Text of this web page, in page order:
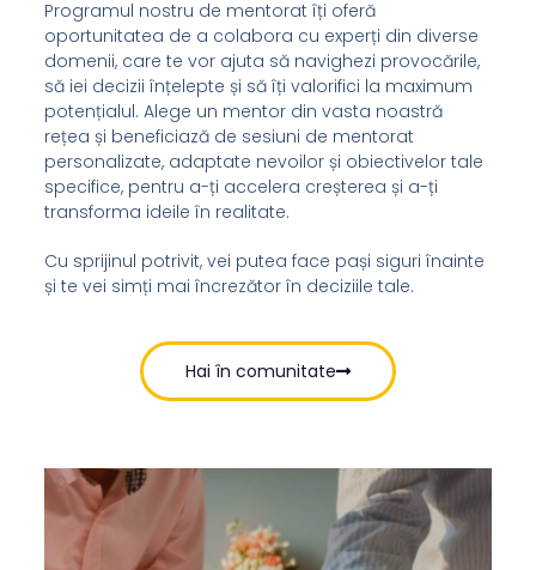
Programul nostru de mentorat îți oferă
oportunitatea de a colabora cu experți din diverse
domenii, care te vor ajuta să navighezi provocările,
să iei decizii înțelepte și să îți valorifici la maximum
potențialul. Alege un mentor din vasta noastră
rețea și beneficiază de sesiuni de mentorat
personalizate, adaptate nevoilor și obiectivelor tale
specifice, pentru a-ți accelera creșterea și a-ți
transforma ideile în realitate.
Cu sprijinul potrivit, vei putea face pași siguri înainte
și te vei simți mai încrezător în deciziile tale.
Hai în comunitate